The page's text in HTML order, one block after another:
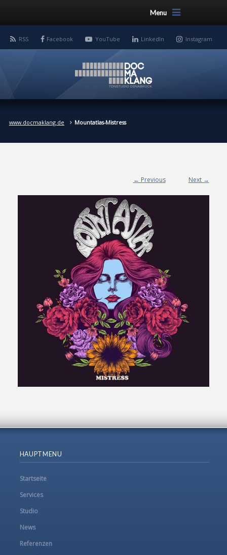
Menu
RSS Facebook YouTube LinkedIn Instagram
www.docmaklang.de Mountatlas-Mistress
← Previous Next →
HAUPTMENU
Startseite
Services
Studio
News
Referenzen